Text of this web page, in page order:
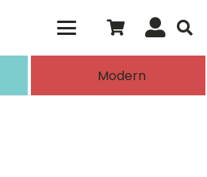
automatisch
Modern